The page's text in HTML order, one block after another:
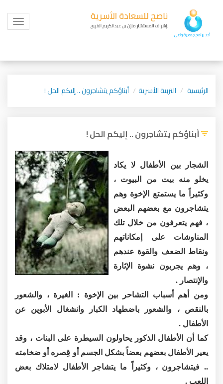
Toggle
الرئيسية التربية الأسرية أبناؤكم يتشاجرون .. إليكم الحل !
أبناؤكم يتشاجرون .. إليكم الحل !
الشجار بين الأطفال لا يكاد
يخلو منه بيت من البيوت ،
وكثيراً ما يستمتع الإخوة وهم
يتشاجرون مع بعضهم البعض
، فهم يتعرفون من خلال تلك
المناوشات على إمكاناتهم
ونقاط الضعف والقوة عندهم
، وهم يجربون نشوة الإثارة
والإنتصار .
ومن أهم أسباب التشاحر بين الإخوة : الغيرة ، والشعور
بالنقص ، والشعور باضطهاد الكبار وانشغال الأبوين عن
الأطفال .
كما أن الأطفال الذكور يحاولون السيطرة على البنات ، وقد
يعير الأطفال بعضهم بعضاً بشكل الجسم أو قِصره أو ضخامته
.. فيتشاجرون ، وكثيراً ما يتشاجر الأطفال لامتلاك بعض
اللعب .